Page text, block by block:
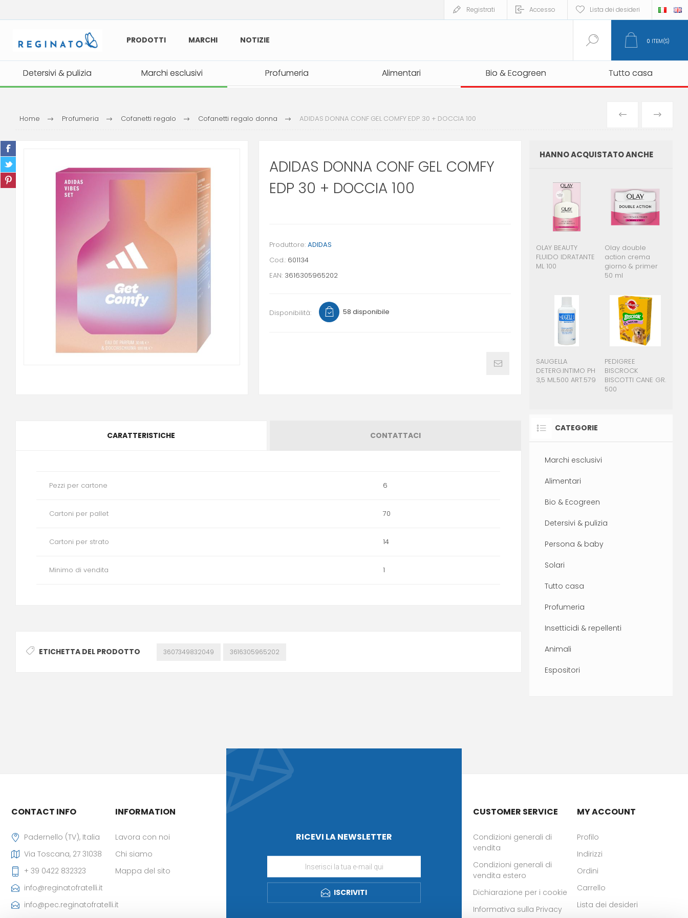
Registrati Accesso Lista dei desideri
PRODOTTI MARCHI NOTIZIE
Detersivi & pulizia Marchi esclusivi Profumeria Alimentari Bio & Ecogreen Tutto casa
Detersivi & pulizia Marchi esclusivi Profumeria Alimentari Bio & Ecogreen Tutto casa
0 ITEM(S)
Home Profumeria Cofanetti regalo Cofanetti regalo donna ADIDAS DONNA CONF GEL COMFY EDP 30 + DOCCIA 100
PREVIOUS
PRODUCT
ADIDAS DONNA CONF GEL COMFY
EDP 30 + DOCCIA 100
Produttore: ADIDAS
Cod.: 601134
EAN: 3616305965202
Disponibilità: 58 disponibile
CARATTERISTICHE CONTATTACI
Pezzi per cartone 6
Cartoni per pallet 70
Cartoni per strato 14
Minimo di vendita 1
ETICHETTA DEL PRODOTTO 3607349832049 3616305965202
HANNO ACQUISTATO ANCHE
OLAY BEAUTY
FLUIDO IDRATANTE
ML 100
Olay double
action crema
giorno & primer
50 ml
SAUGELLA
DETERG.INTIMO PH
3,5 ML.500 ART.579
PEDIGREE
BISCROCK
BISCOTTI CANE GR.
500
CATEGORIE
Marchi esclusivi
Alimentari
Bio & Ecogreen
Detersivi & pulizia
Persona & baby
Solari
Tutto casa
Profumeria
Insetticidi & repellenti
Animali
Espositori
RICEVI LA NEWSLETTER
ISCRIVITI
CONTACT INFO
Padernello (TV), Italia
Via Toscana, 27 31038
+ 39 0422 832323
info@reginatofratelli.it
info@pec.reginatofratelli.it
INFORMATION
Lavora con noi
Chi siamo
Mappa del sito
CUSTOMER SERVICE
Condizioni generali di
vendita
Condizioni generali di
vendita estero
Dichiarazione per i cookie
Informativa sulla Privacy
MY ACCOUNT
Profilo
Indirizzi
Ordini
Carrello
Lista dei desideri